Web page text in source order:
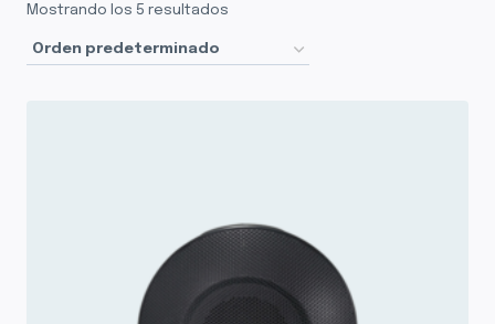
Mostrando los 5 resultados